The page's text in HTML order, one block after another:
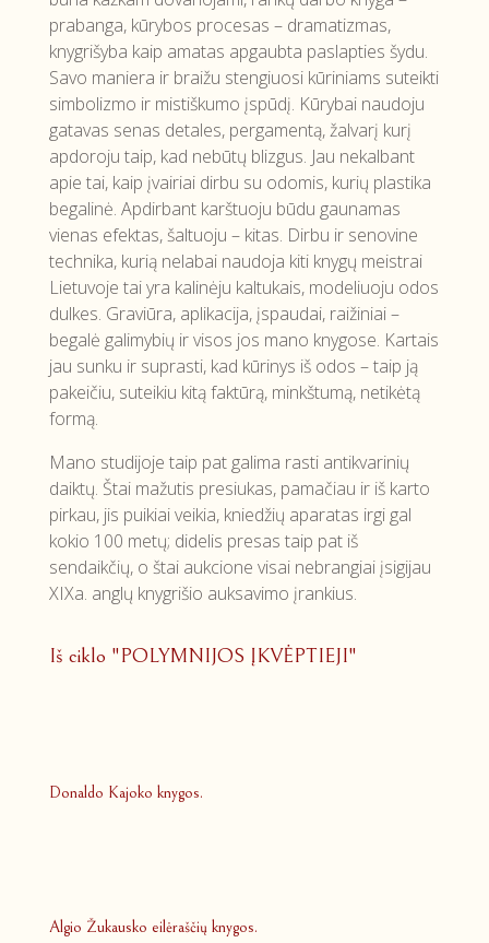
prabanga, kūrybos procesas – dramatizmas,
knygrišyba kaip amatas apgaubta paslapties šydu.
Savo maniera ir braižu stengiuosi kūriniams suteikti
simbolizmo ir mistiškumo įspūdį. Kūrybai naudoju
gatavas senas detales, pergamentą, žalvarį kurį
apdoroju taip, kad nebūtų blizgus. Jau nekalbant
apie tai, kaip įvairiai dirbu su odomis, kurių plastika
begalinė. Apdirbant karštuoju būdu gaunamas
vienas efektas, šaltuoju – kitas. Dirbu ir senovine
technika, kurią nelabai naudoja kiti knygų meistrai
Lietuvoje tai yra kalinėju kaltukais, modeliuoju odos
dulkes. Graviūra, aplikacija, įspaudai, raižiniai –
begalė galimybių ir visos jos mano knygose. Kartais
jau sunku ir suprasti, kad kūrinys iš odos – taip ją
pakeičiu, suteikiu kitą faktūrą, minkštumą, netikėtą
formą.
Mano studijoje taip pat galima rasti antikvarinių
daiktų. Štai mažutis presiukas, pamačiau ir iš karto
pirkau, jis puikiai veikia, kniedžių aparatas irgi gal
kokio 100 metų; didelis presas taip pat iš
sendaikčių, o štai aukcione visai nebrangiai įsigijau
XIXa. anglų knygrišio auksavimo įrankius.
Iš ciklo "POLYMNIJOS ĮKVĖPTIEJI"
Donaldo Kajoko knygos.
Algio Žukausko eilėraščių knygos.